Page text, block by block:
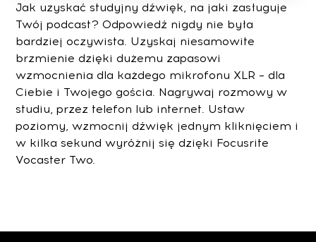
Jak uzyskać studyjny dźwięk, na jaki zasługuje
Twój podcast? Odpowiedź nigdy nie była
bardziej oczywista. Uzyskaj niesamowite
brzmienie dzięki dużemu zapasowi
wzmocnienia dla każdego mikrofonu XLR – dla
Ciebie i Twojego gościa. Nagrywaj rozmowy w
studiu, przez telefon lub internet. Ustaw
poziomy, wzmocnij dźwięk jednym kliknięciem i
w kilka sekund wyróżnij się dzięki Focusrite
Vocaster Two.